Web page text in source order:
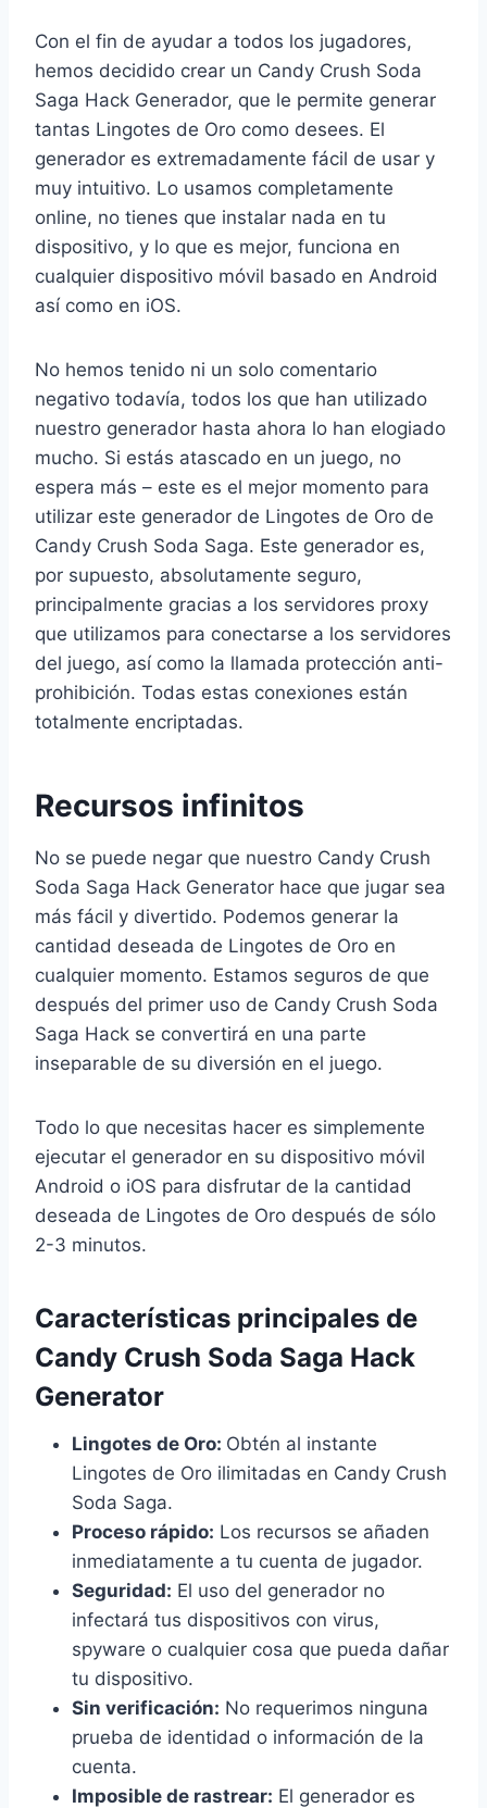
Con el fin de ayudar a todos los jugadores,
hemos decidido crear un Candy Crush Soda
Saga Hack Generador, que le permite generar
tantas Lingotes de Oro como desees. El
generador es extremadamente fácil de usar y
muy intuitivo. Lo usamos completamente
online, no tienes que instalar nada en tu
dispositivo, y lo que es mejor, funciona en
cualquier dispositivo móvil basado en Android
así como en iOS.
No hemos tenido ni un solo comentario
negativo todavía, todos los que han utilizado
nuestro generador hasta ahora lo han elogiado
mucho. Si estás atascado en un juego, no
espera más – este es el mejor momento para
utilizar este generador de Lingotes de Oro de
Candy Crush Soda Saga. Este generador es,
por supuesto, absolutamente seguro,
principalmente gracias a los servidores proxy
que utilizamos para conectarse a los servidores
del juego, así como la llamada protección anti-
prohibición. Todas estas conexiones están
totalmente encriptadas.
Recursos infinitos
No se puede negar que nuestro Candy Crush
Soda Saga Hack Generator hace que jugar sea
más fácil y divertido. Podemos generar la
cantidad deseada de Lingotes de Oro en
cualquier momento. Estamos seguros de que
después del primer uso de Candy Crush Soda
Saga Hack se convertirá en una parte
inseparable de su diversión en el juego.
Todo lo que necesitas hacer es simplemente
ejecutar el generador en su dispositivo móvil
Android o iOS para disfrutar de la cantidad
deseada de Lingotes de Oro después de sólo
2-3 minutos.
Características principales de
Candy Crush Soda Saga Hack
Generator
Lingotes de Oro: Obtén al instante
Lingotes de Oro ilimitadas en Candy Crush
Soda Saga.
Proceso rápido: Los recursos se añaden
inmediatamente a tu cuenta de jugador.
Seguridad: El uso del generador no
infectará tus dispositivos con virus,
spyware o cualquier cosa que pueda dañar
tu dispositivo.
Sin verificación: No requerimos ninguna
prueba de identidad o información de la
cuenta.
Imposible de rastrear: El generador es